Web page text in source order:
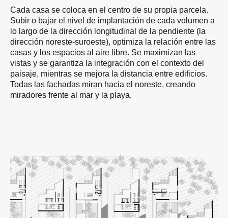
Cada casa se coloca en el centro de su propia parcela.
Subir o bajar el nivel de implantación de cada volumen a
lo largo de la dirección longitudinal de la pendiente (la
dirección noreste-suroeste), optimiza la relación entre las
casas y los espacios al aire libre. Se maximizan las
vistas y se garantiza la integración con el contexto del
paisaje, mientras se mejora la distancia entre edificios.
Todas las fachadas miran hacia el noreste, creando
miradores frente al mar y la playa.